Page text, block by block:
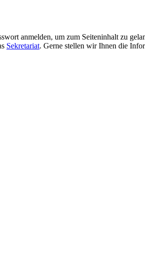
anmelden, um zum Seiteninhalt zu
Sekretariat. Gerne stellen wir Ihnen die